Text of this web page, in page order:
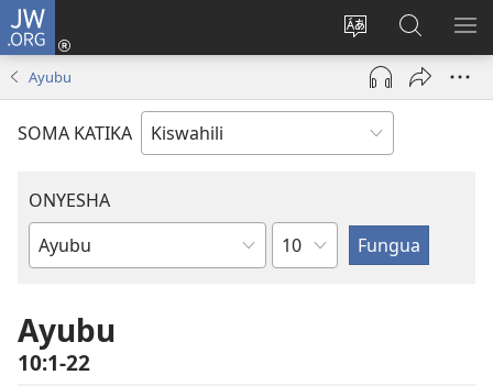
JW.ORG
Badili
lugha
ya
tovuti
Ingia
(opens
window)
Tafuta
Katika
JW.ORG
Ayubu
SOMA KATIKA
ONYESHA
Kitabu
Biblia
Sura
Ayubu
10:1-22